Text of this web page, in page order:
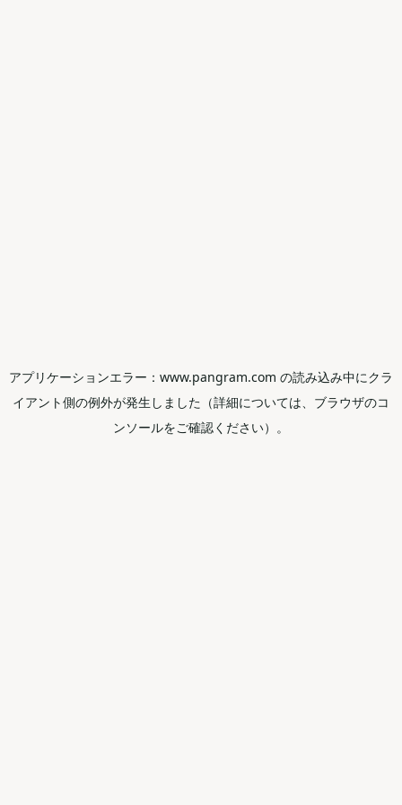
アプリケーションエラー：www.pangram.com の読み込み中にクラ
イアント側の例外が発生しました（詳細については、ブラウザのコ
ンソールをご確認ください）。